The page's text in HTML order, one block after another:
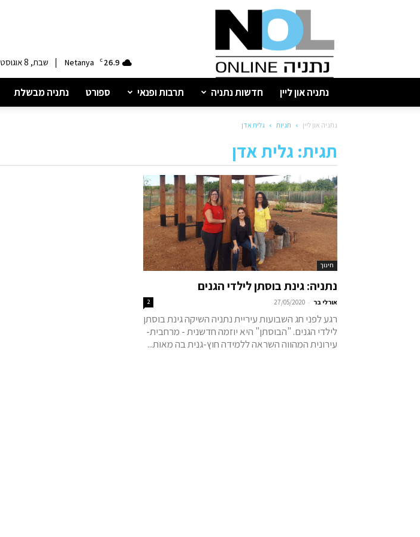
נתניה
26.9
C
Netanya
| שבת, 8 אוגוסט, 2026
נתניה און ליין חדשות נתניה תרבות ופנאי ספורט נתניה מבשלת
נתניה און ליין תגיות גלית אדן
תגית: גלית אדן
חינוך
נתניה: גינת בוסתן לילדי הגנים
אורלי בר -
27/05/2020
2
רגע לפני חג השבועות עיריית נתניה השיקה גינת בוסתן
לילדי הגנים. "הבוסתן" היא יוזמה חדשנית - מרחבית-
עירונית המהווה השראה ללמידה חוץ-גנית בה מאות...